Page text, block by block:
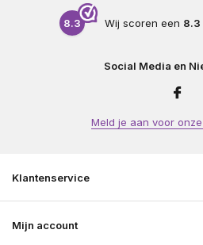
8.3 Wij scoren een 8.3
Social Media en
Meld je aan voor
Klantenservice
Mijn account